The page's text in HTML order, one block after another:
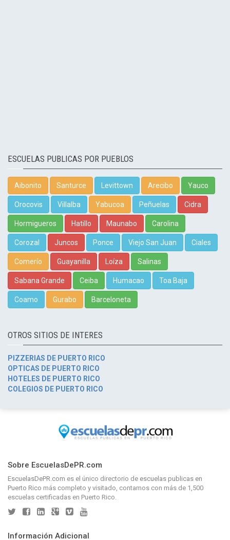
ESCUELAS PUBLICAS POR PUEBLOS
Aibonito Santurce Levittown Arecibo Yauco
Orocovis Villalba Yabucoa Peñuelas Cidra
Hormigueros Hatillo Maunabo Carolina
Corozal Juncos Ponce Viejo San Juan Ciales
Comerío Guayanilla Loíza Salinas
Sabana Grande Ceiba Humacao Toa Baja
Coamo Gurabo Barceloneta
OTROS SITIOS DE INTERES
PIZZERIAS DE PUERTO RICO
OPTICAS DE PUERTO RICO
HOTELES DE PUERTO RICO
COLEGIOS DE PUERTO RICO
Sobre EscuelasDePR.com
EscuelasDePR.com es el único directorio de escuelas publicas en
Puerto Rico más completo y visitado, contamos con más de 1,500
escuelas certificadas en Puerto Rico.
Información Adicional